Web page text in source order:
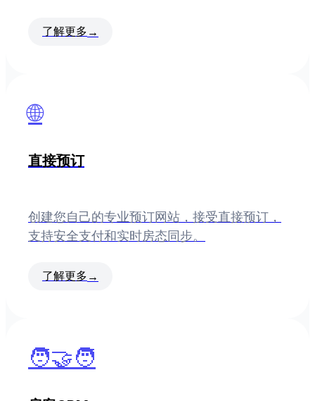
了解更多 →
🌐
直接预订
创建您自己的专业预订网站，接受直接预订，
支持安全支付和实时房态同步。
了解更多 →
🧑‍🤝‍🧑